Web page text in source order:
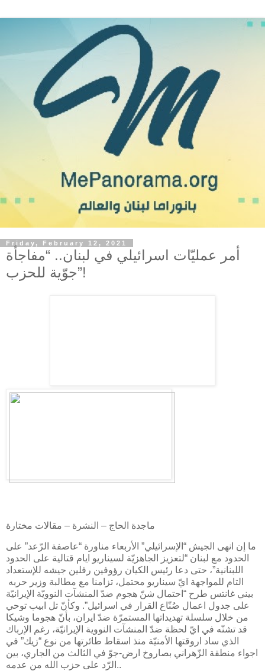
Friday, February 12, 2021
أمر عمليّات اسرائيلي في لبنان.. “مفاجأة
جوّية للحزب”!
ماجدة الحاج – النشرة – مقالات مختارة
ما إن انهى الجيش “الإسرائيلي” الأربعاء مناورة “عاصفة الرّعد” على
الحدود مع ​لبنان​ “لتعزيز الجاهزيّة لسيناريو ايام قتالية على الحدود
اللبنانية”، حتى دعا رئيس الكيان رؤوفين رفلين جيشه للإستعداد
التام للمواجهة ايّ سيناريو محتمل، تزامنا مع مطالبة وزير حربه ​
بيني غانتس​ طرح “احتمال شنّ هجوم ضدّ المنشآت النوويّة الإيرانيّة
على جدول اعمال صُنّاع القرار في ​اسرائيل​”. وكأنّ ​تل ابيب​ توحي
من خلال سلسلة تهديداتها المستمرّة ضدّ ​ايران​، بأنّ هجوما وشيكا
قد تشنّه في ايّ لحظة ضدّ المنشآت النووية الإيرانيّة، رغم الإرباك
الذي ساد اروقتها الأمنيّة منذ اسقاط طائرتها من نوع “زيك” في
اجواء منطقة الزّهراني ب​صاروخ​ ارض-جوّ في الثالث من الجاري، بين
الرّد على ​حزب الله​ من عدمه..